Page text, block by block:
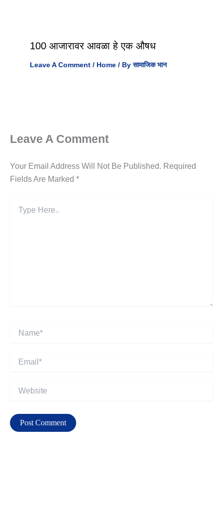
100 आजारावर आवळा हे एक औषध
Leave A Comment / Home / Byसामाजिक भान
Leave A Comment
Your Email Address Will Not Be Published. Required
Fields Are Marked *
Here..